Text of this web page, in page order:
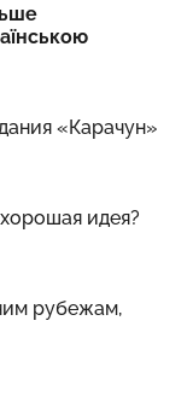
«Карачун»
идея?
рубежам,